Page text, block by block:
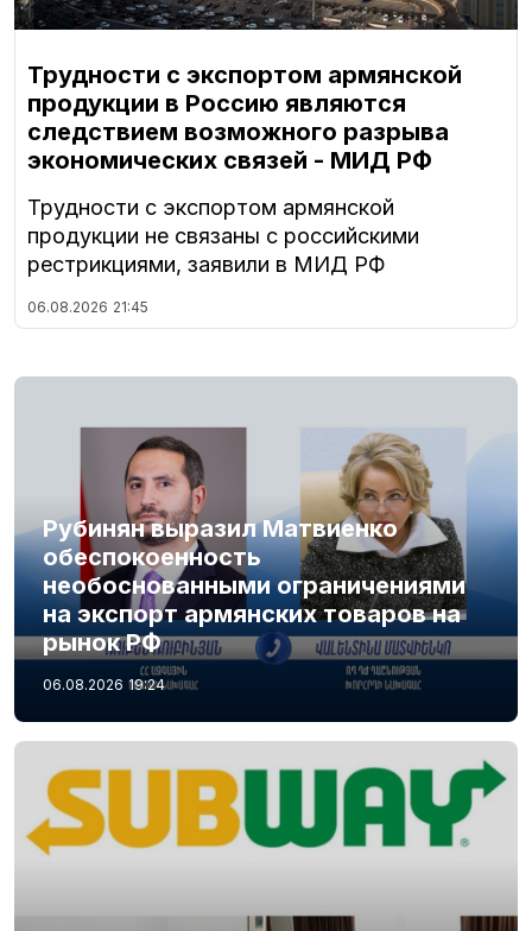
Трудности с экспортом армянской
продукции в Россию являются
следствием возможного разрыва
экономических связей - МИД РФ
Трудности с экспортом армянской
продукции не связаны с российскими
рестрикциями, заявили в МИД РФ
06.08.2026 21:45
Рубинян выразил Матвиенко
обеспокоенность
необоснованными ограничениями
на экспорт армянских товаров на
рынок РФ
06.08.2026 19:24